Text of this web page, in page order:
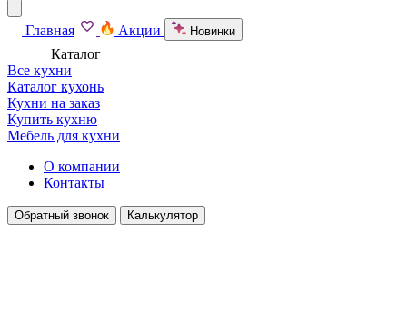
Главная Акции Новинки
Каталог
Все кухни
Каталог кухонь
Кухни на заказ
Купить кухню
Мебель для кухни
О компании
Контакты
Обратный звонок Калькулятор